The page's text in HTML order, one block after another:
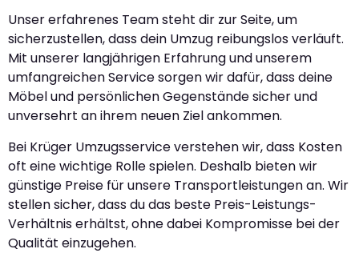
Unser erfahrenes Team steht dir zur Seite, um
sicherzustellen, dass dein Umzug reibungslos verläuft.
Mit unserer langjährigen Erfahrung und unserem
umfangreichen Service sorgen wir dafür, dass deine
Möbel und persönlichen Gegenstände sicher und
unversehrt an ihrem neuen Ziel ankommen.
Bei Krüger Umzugsservice verstehen wir, dass Kosten
oft eine wichtige Rolle spielen. Deshalb bieten wir
günstige Preise für unsere Transportleistungen an. Wir
stellen sicher, dass du das beste Preis-Leistungs-
Verhältnis erhältst, ohne dabei Kompromisse bei der
Qualität einzugehen.